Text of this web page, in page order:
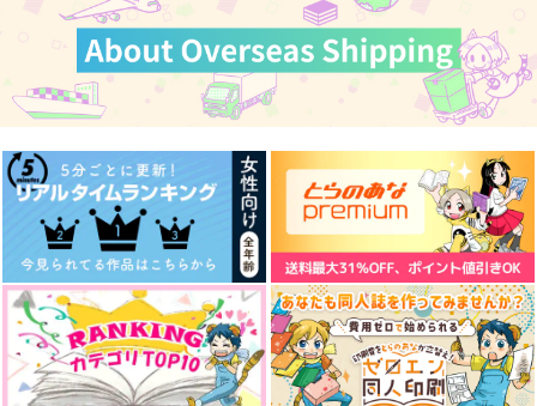
ポメかもしれん。
ヤッタネ
787円（税込）
成田狂児×岡聡実
サンプル
作品詳細
３９１４
焦付
330円（税込）
成田狂児×岡聡実
サンプル
作品詳細
賑やかな部屋
mushroom-people
（税込）
成田狂児×岡聡実
サンプル
作品詳細
カート